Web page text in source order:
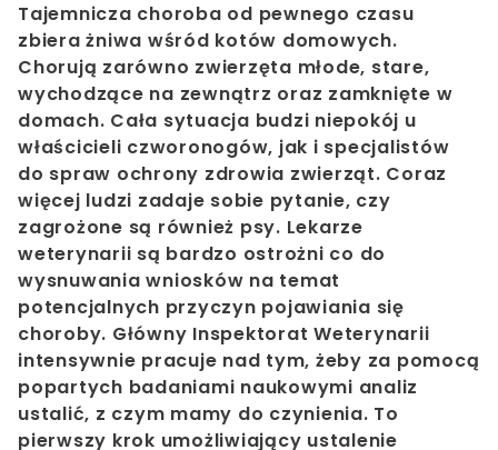
Tajemnicza choroba od pewnego czasu
zbiera żniwa wśród kotów domowych.
Chorują zarówno zwierzęta młode, stare,
wychodzące na zewnątrz oraz zamknięte w
domach. Cała sytuacja budzi niepokój u
właścicieli czworonogów, jak i specjalistów
do spraw ochrony zdrowia zwierząt. Coraz
więcej ludzi zadaje sobie pytanie, czy
zagrożone są również psy. Lekarze
weterynarii są bardzo ostrożni co do
wysnuwania wniosków na temat
potencjalnych przyczyn pojawiania się
choroby. Główny Inspektorat Weterynarii
intensywnie pracuje nad tym, żeby za pomocą
popartych badaniami naukowymi analiz
ustalić, z czym mamy do czynienia. To
pierwszy krok umożliwiający ustalenie